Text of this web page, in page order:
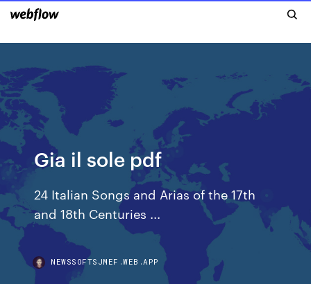
Gia il sole pdf
24 Italian Songs and Arias of the 17th
and 18th Centuries ...
NEWSSOFTSJMEF.WEB.APP